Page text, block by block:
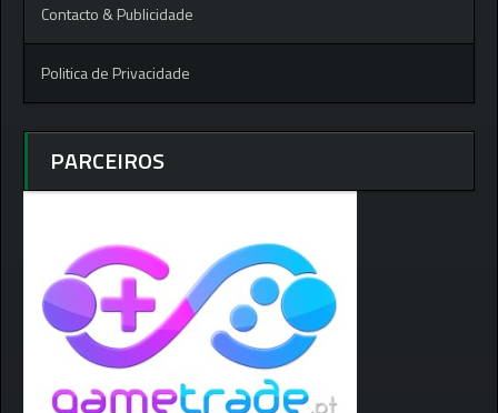
Contacto & Publicidade
Politica de Privacidade
PARCEIROS